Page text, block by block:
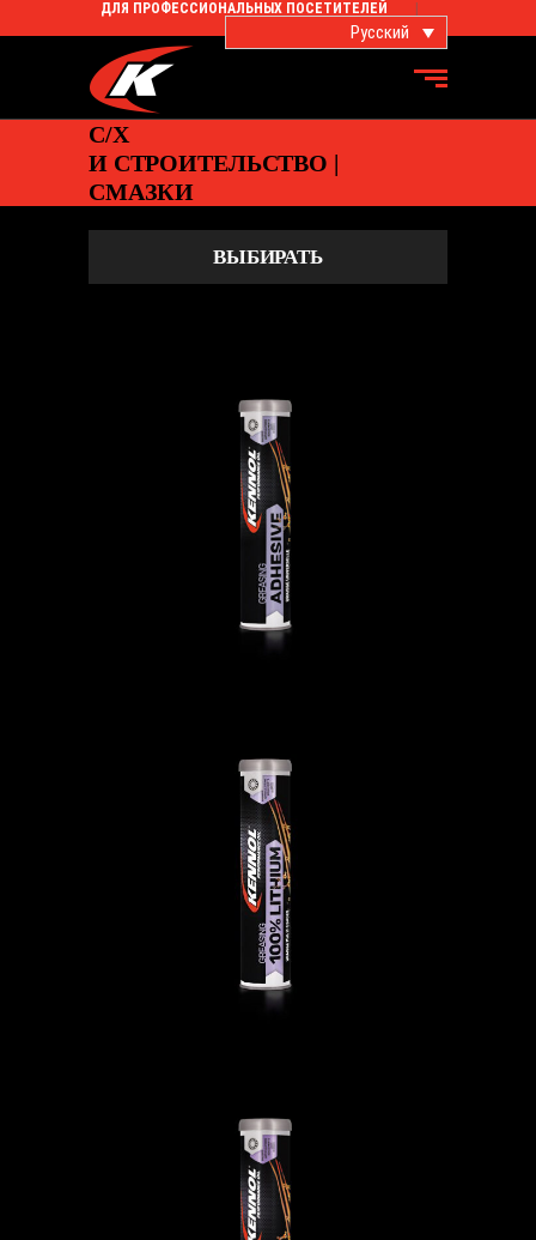
ДЛЯ ПРОФЕССИОНАЛЬНЫХ ПОСЕТИТЕЛЕЙ
Русский
С/Х
И СТРОИТЕЛЬСТВО |
СМАЗКИ
ВЫБИРАТЬ
GREASING ADHESIVE
С/Х И СТРОИТЕЛЬСТВО
GREASING LITHIUM
С/Х И СТРОИТЕЛЬСТВО
GREASING EP2
С/Х И СТРОИТЕЛЬСТВО